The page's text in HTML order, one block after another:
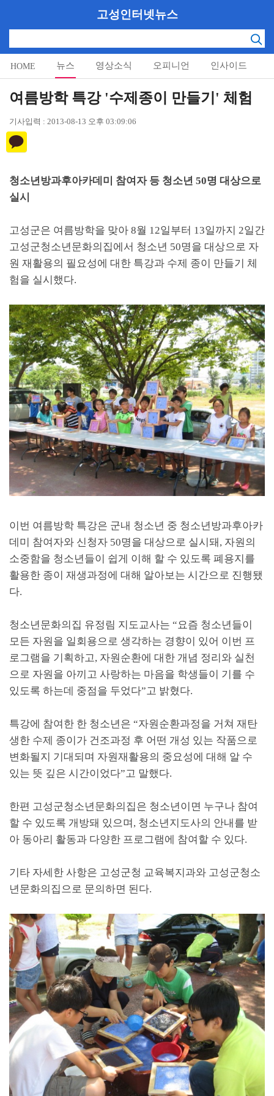
고성인터넷뉴스
HOME 뉴스 영상소식 오피니언 인사이드
알림마당
여름방학 특강 '수제종이 만들기' 체험
기사입력 : 2013-08-13 오후 03:09:06
청소년방과후아카데미 참여자 등 청소년 50명 대상으로
실시
고성군은 여름방학을 맞아 8월 12일부터 13일까지 2일간
고성군청소년문화의집에서 청소년 50명을 대상으로 자
원 재활용의 필요성에 대한 특강과 수제 종이 만들기 체
험을 실시했다.
이번 여름방학 특강은 군내 청소년 중 청소년방과후아카
데미 참여자와 신청자 50명을 대상으로 실시돼, 자원의
소중함을 청소년들이 쉽게 이해 할 수 있도록 폐용지를
활용한 종이 재생과정에 대해 알아보는 시간으로 진행됐
다.
청소년문화의집 유정림 지도교사는 “요즘 청소년들이
모든 자원을 일회용으로 생각하는 경향이 있어 이번 프
로그램을 기획하고, 자원순환에 대한 개념 정리와 실천
으로 자원을 아끼고 사랑하는 마음을 학생들이 기를 수
있도록 하는데 중점을 두었다”고 밝혔다.
특강에 참여한 한 청소년은 “자원순환과정을 거쳐 재탄
생한 수제 종이가 건조과정 후 어떤 개성 있는 작품으로
변화될지 기대되며 자원재활용의 중요성에 대해 알 수
있는 뜻 깊은 시간이었다”고 말했다.
한편 고성군청소년문화의집은 청소년이면 누구나 참여
할 수 있도록 개방돼 있으며, 청소년지도사의 안내를 받
아 동아리 활동과 다양한 프로그램에 참여할 수 있다.
기타 자세한 사항은 고성군청 교육복지과와 고성군청소
년문화의집으로 문의하면 된다.